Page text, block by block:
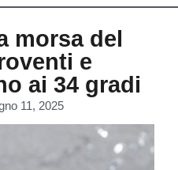
morsa del
e
ai 34 gradi
11, 2025